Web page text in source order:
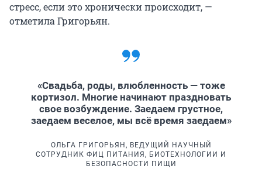
стресс, если это хронически происходит, —
отметила Григорьян.
«Свадьба, роды, влюбленность — тоже
кортизол. Многие начинают праздновать
свое возбуждение. Заедаем грустное,
заедаем веселое, мы всё время заедаем»
ОЛЬГА ГРИГОРЬЯН, ВЕДУЩИЙ НАУЧНЫЙ
СОТРУДНИК ФИЦ ПИТАНИЯ, БИОТЕХНОЛОГИИ И
БЕЗОПАСНОСТИ ПИЩИ